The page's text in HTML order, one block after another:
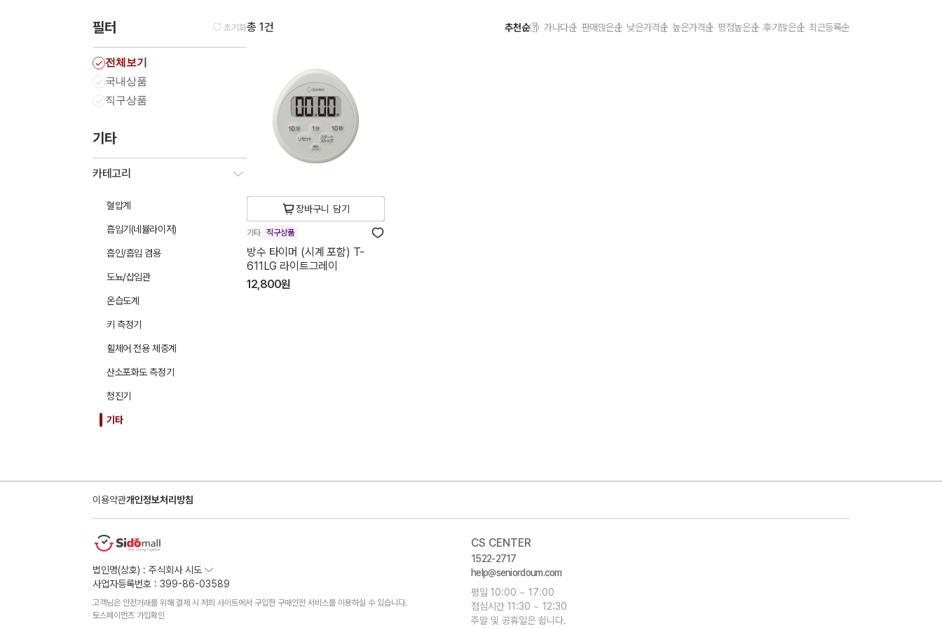
필터 초기화
전체보기
국내상품
직구상품
기타
카테고리
혈압계
흡입기(네뷸라이저)
흡인/흡입 겸용
도뇨/삽입관
온습도계
키 측정기
휠체어 전용 체중계
산소포화도 측정기
청진기
기타
총 1건 추천순 가나다순 판매많은순 낮은가격순 높은가격순 평점높은순 후기많은순 최근등록순
장바구니 담기
기타 직구상품
방수 타이머 (시계 포함) T-
611LG 라이트그레이
12,800원
이용약관개인정보처리방침
법인명(상호) : 주식회사 시도
사업자등록번호 : 399-86-03589
고객님은 안전거래를 위해 결제 시 저희 사이트에서 구입한 구매안전 서비스를 이용하실 수 있습니다.
토스페이먼츠 가입확인
CS CENTER
1522-2717
help@seniordoum.com
평일 10:00 ~ 17:00
점심시간 11:30 ~ 12:30
주말 및 공휴일은 쉽니다.